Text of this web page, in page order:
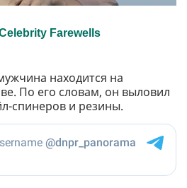
находится на
По его словам, он выловил
спинеров и резины.